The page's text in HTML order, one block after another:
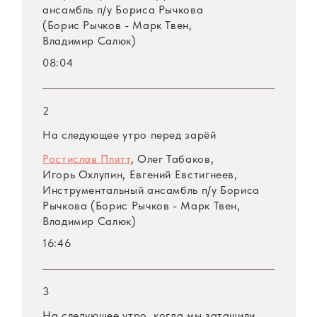
Марк Твен путешествовал всю жизнь. Он был
провинциальных газет, лоцманом на
Миссисипи, лектором-юмористом,
изобретателем-неудачником, издателем и
По его собственным словам, он был совсем
«неплохо экипирован для ремесла»
писателя, «поскольку самым ценным
капиталом — культурой и эрудицией,
ансамбль п/у Бориса Рычкова
(Борис Рычков - Марк Твен,
Владимир Салюк)
08:04
2
На следующее утро перед зарёй
Ростислав Плятт, Олег Табаков,
Игорь Охлупин, Евгений Евстигнеев,
Инструментальный ансамбль п/у Бориса
Рычкова (Борис Рычков - Марк Твен,
Владимир Салюк)
16:46
3